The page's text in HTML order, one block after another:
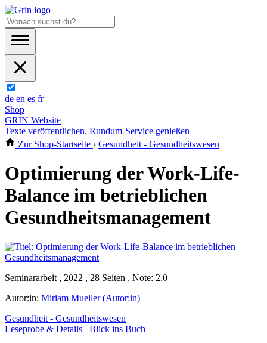
de en es fr
Shop
GRIN Website
Texte veröffentlichen, Rundum-Service genießen
Zur Shop-Startseite › Gesundheit - Gesundheitswesen
Optimierung der Work-Life-
Balance im betrieblichen
Gesundheitsmanagement
Seminararbeit , 2022 , 28 Seiten , Note: 2,0
Autor:in: Miriam Mueller (Autor:in)
Gesundheit - Gesundheitswesen
Leseprobe & Details
Blick ins Buch